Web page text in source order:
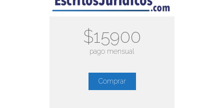
$15900
pago mensual
Comprar